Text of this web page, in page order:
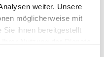
weiter. Unsere
möglicherweise mit
Sie ihnen bereitgestellt
Gipfeli